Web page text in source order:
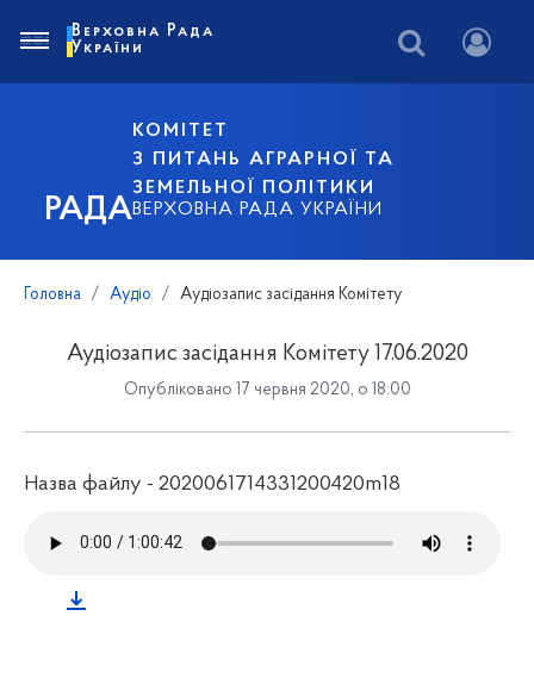
РАДА
КОМІТЕТ
З ПИТАНЬ АГРАРНОЇ ТА
ЗЕМЕЛЬНОЇ ПОЛІТИКИ
ВЕРХОВНА РАДА УКРАЇНИ
Верховна Рада
України
Головна Аудіо Аудіозапис засідання Комітету
Аудіозапис засідання Комітету 17.06.2020
Опубліковано 17 червня 2020, о 18:00
Назва файлу - 2020061714331200420m18